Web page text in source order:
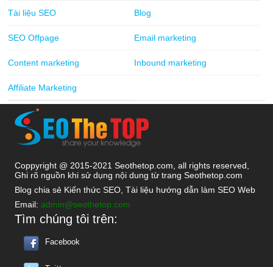
Tài liệu SEO Blog
SEO Offpage Email marketing
Content marketing Inbound marketing
Affiliate Marketing
Coppyright @ 2015-2021 Seothetop.com, all rights reserved,
Ghi rõ nguồn khi sử dụng nội dung từ trang Seothetop.com
Blog chia sẻ Kiến thức SEO, Tài liệu hướng dẫn làm SEO Web
Email: admin@seothetop.com
Tìm chúng tôi trên:
Facebook